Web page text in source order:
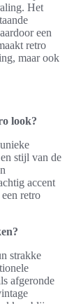
Het
een
retro
maar ook
look?
stijl van de
accent
retro
strakke
afgeronde